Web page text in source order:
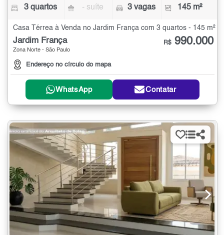
3 quartos - suíte 3 vagas 145 m²
Casa Térrea à Venda no Jardim França com 3 quartos - 145 m²
Jardim França
Zona Norte - São Paulo
Endereço no círculo do mapa
R$ 990.000
WhatsApp Contatar